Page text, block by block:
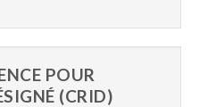
POUR
(CRID)